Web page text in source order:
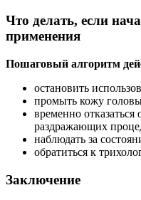
Что делать, если
применения
Пошаговый алгоритм
остановить
промыть кожу
временно
раздражающих
наблюдать за
обратиться к
Заключение